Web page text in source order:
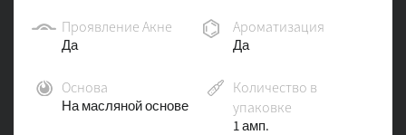
Проявление Акне
Да
Ароматизация
Да
Основа
На масляной основе
Количество в
упаковке
1 амп.